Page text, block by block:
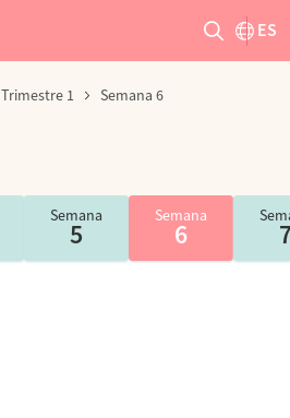
ES
Trimestre 1 Semana 6
Semana
5
Semana
6